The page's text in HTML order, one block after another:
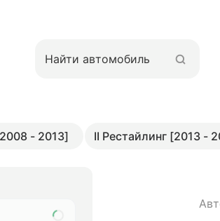
- 2013] II Рестайлинг [2013 -